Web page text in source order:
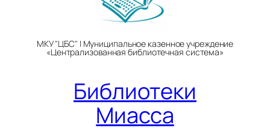
МКУ "ЦБС" | Муниципальное казенное учреждение
«Централизованная библиотечная система»
Библиотеки
Миасса